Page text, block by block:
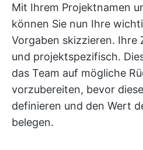
Mit Ihrem Projektnamen
können Sie nun Ihre
Vorgaben skizzieren. Ihre
und projektspezifisch.
das Team auf mögliche
vorzubereiten, bevor
definieren und den Wert
belegen.